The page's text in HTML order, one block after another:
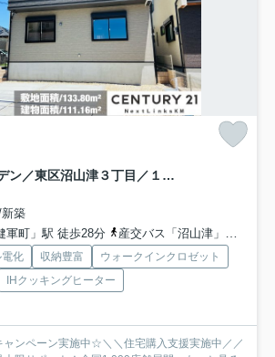
ブルーミングガーデン／東区沼山津３丁目／１号棟
築
軍町」駅 徒歩28分
産交バス「沼山津」バス停下車 徒歩3分
電化 収納豊富
ウォークインクロゼット
IHクッキングヒーター
ンペーン実施中☆＼＼住宅購入支援実施中／／